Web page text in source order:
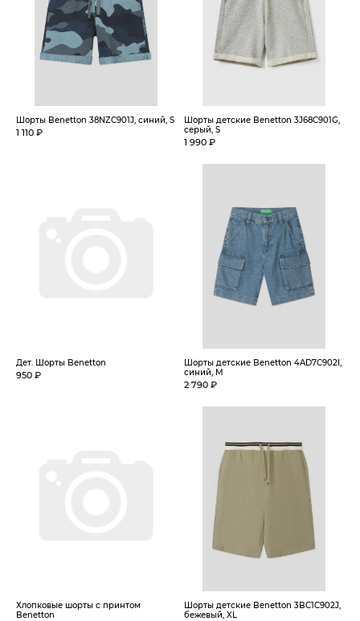
Шорты Benetton 38NZC901J, синий, S
1 110 ₽
Шорты детские Benetton 3J68C901G,
серый, S
1 990 ₽
Дет. Шорты Benetton
950 ₽
Шорты детские Benetton 4AD7C902I,
синий, M
2 790 ₽
Хлопковые шорты с принтом
Benetton
Шорты детские Benetton 3BC1C902J,
бежевый, XL